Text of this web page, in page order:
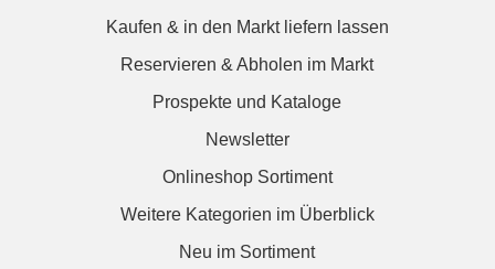
Kaufen & in den Markt liefern lassen
Reservieren & Abholen im Markt
Prospekte und Kataloge
Newsletter
Onlineshop Sortiment
Weitere Kategorien im Überblick
Neu im Sortiment